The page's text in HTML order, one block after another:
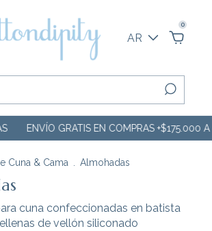
AR
0
ENVÍO GRATIS EN COMPRAS +$175.000 A
Cuna & Cama Almohadas
cuna confeccionadas en batista
de vellón siliconado